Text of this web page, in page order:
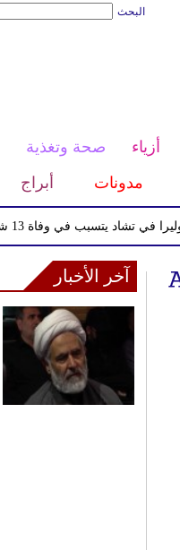
البحث
أزياء صحة وتغذية
مدونات أبراج
يتسبب في وفاة 13 شخصا
آخر الأخبار